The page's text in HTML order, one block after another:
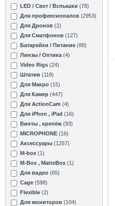
LED / Свет / Вспышки (78)
Для профеесионалов (2953)
Для Дронов (2)
Для Сматфонов (127)
Батарейки / Питание (88)
Линзы / Оптика (4)
Video Rigs (24)
Штатив (118)
Для Макро (15)
Для Камер (447)
Для ActionCam (4)
Для iPhon , iPad (16)
Винты , крепёж (93)
MICROPHONE (16)
Аксессуары (1257)
M-box (1)
M-Box , MatteBox (1)
Для видео (65)
Cage (598)
Flexible (2)
Для мониторов (104)